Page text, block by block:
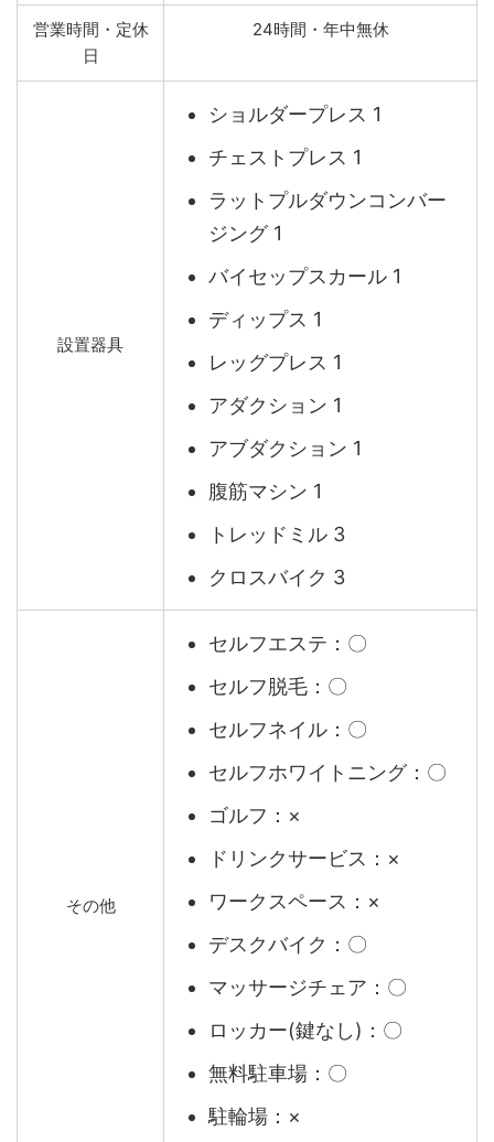
営業時間・定休
日
24時間・年中無休
設置器具
ショルダープレス 1
チェストプレス 1
ラットプルダウンコンバー
ジング 1
バイセップスカール 1
ディップス 1
レッグプレス 1
アダクション 1
アブダクション 1
腹筋マシン 1
トレッドミル 3
クロスバイク 3
その他
セルフエステ：〇
セルフ脱毛：〇
セルフネイル：〇
セルフホワイトニング：〇
ゴルフ：×
ドリンクサービス：×
ワークスペース：×
デスクバイク：〇
マッサージチェア：〇
ロッカー(鍵なし)：〇
無料駐車場：〇
駐輪場：×